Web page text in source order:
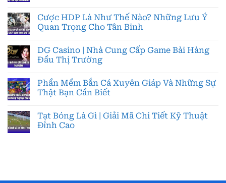
Cược HDP Là Như Thế Nào? Những Lưu Ý
Quan Trọng Cho Tân Binh
DG Casino | Nhà Cung Cấp Game Bài Hàng
Đầu Thị Trường
Phần Mềm Bắn Cá Xuyên Giáp Và Những Sự
Thật Bạn Cần Biết
Tạt Bóng Là Gì | Giải Mã Chi Tiết Kỹ Thuật
Đỉnh Cao